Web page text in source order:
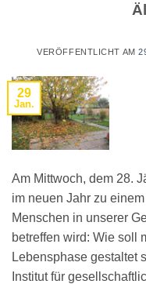
VERÖFFENTLICHT AM
29
Jan.
Am Mittwoch, dem 28.
im neuen Jahr zu
Menschen in unserer
betreffen wird: Wie soll
Lebensphase gestaltet
Institut für